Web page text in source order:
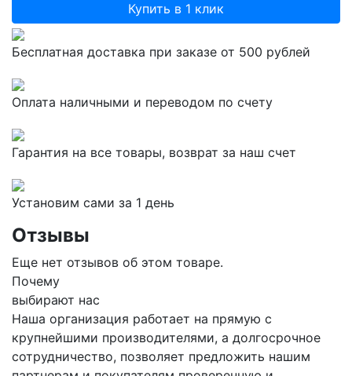
Купить в 1 клик
Бесплатная доставка при заказе от 500 рублей
Оплата наличными и переводом по счету
Гарантия на все товары, возврат за наш счет
Установим сами за 1 день
Отзывы
Еще нет отзывов об этом товаре.
Почему
выбирают нас
Наша организация работает на прямую с
крупнейшими производителями, а долгосрочное
сотрудничество, позволяет предложить нашим